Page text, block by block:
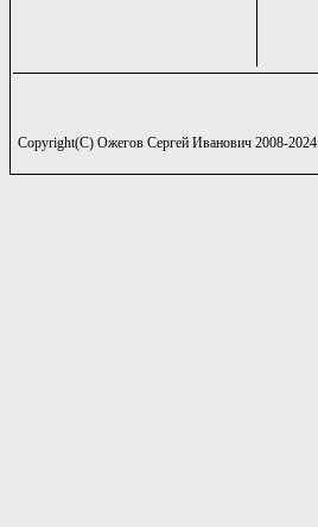
Copyright(C) Ожегов Сергей Иванович 2008-2024